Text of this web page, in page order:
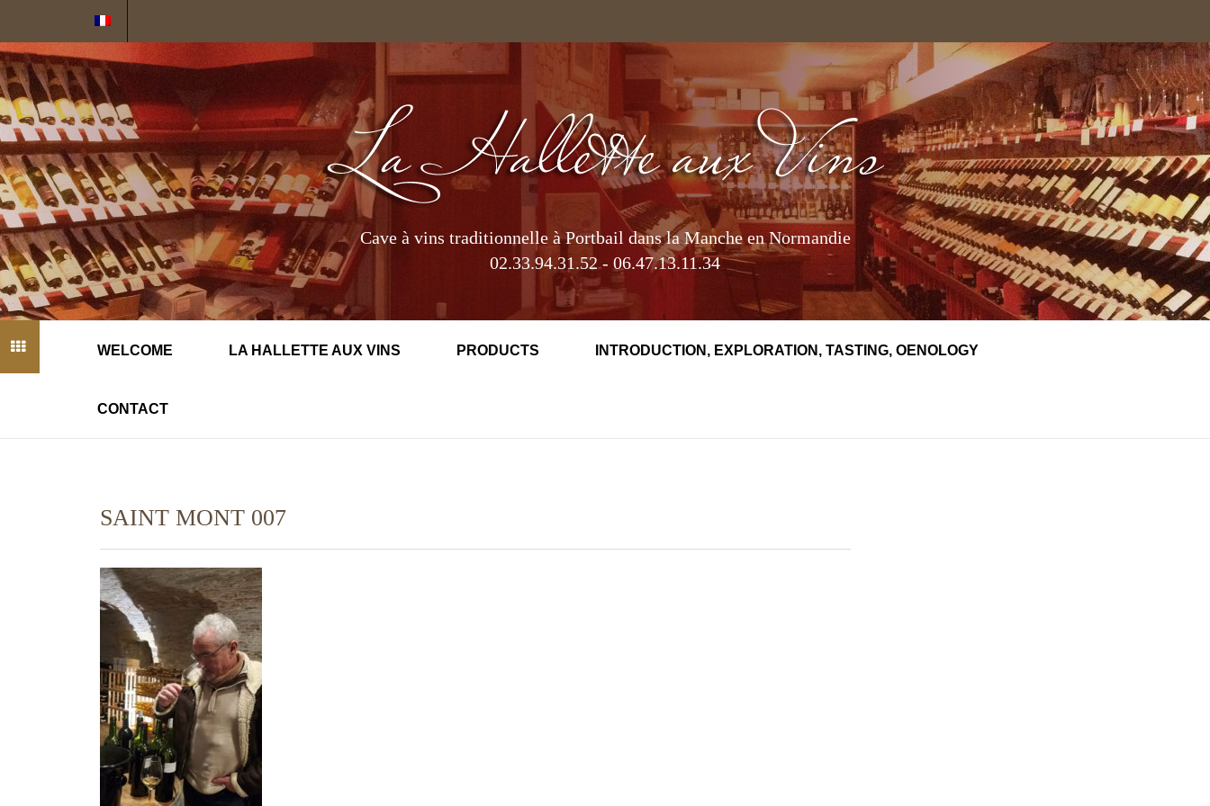
Cave à vins traditionnelle à Portbail dans la Manche en Normandie
02.33.94.31.52 - 06.47.13.11.34
WELCOME LA HALLETTE AUX VINS PRODUCTS INTRODUCTION, EXPLORATION, TASTING, OENOLOGY
CONTACT
SAINT MONT 007
Cookies management panel